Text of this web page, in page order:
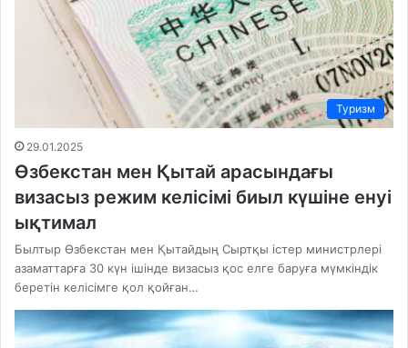
Туризм
29.01.2025
Өзбекстан мен Қытай арасындағы
визасыз режим келісімі биыл күшіне енуі
ықтимал
Былтыр Өзбекстан мен Қытайдың Сыртқы істер министрлері
азаматтарға 30 күн ішінде визасыз қос елге баруға мүмкіндік
беретін келісімге қол қойған…